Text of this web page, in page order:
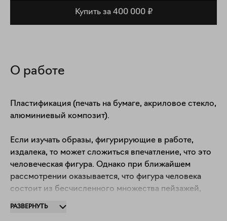
Купить за 400 000 ₽
О работе
Пластификация (печать на бумаге, акриловое стекло,
алюминиевый композит).
Если изучать образы, фигурирующие в работе,
издалека, то может сложиться впечатление, что это
человеческая фигура. Однако при ближайшем
рассмотрении оказывается, что фигура человека
состоит из бесчисленного множества пейзажей,
РАЗВЕРНУТЬ